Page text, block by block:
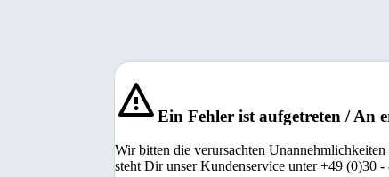
Ein Fehler ist aufgetreten / An
Wir bitten die verursachten
steht Dir unser Kundenservice unter +49 (0)30